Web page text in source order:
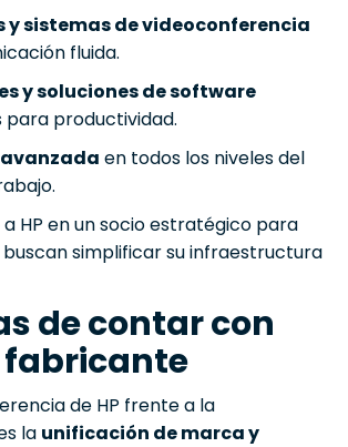
y sistemas de videoconferencia
fluida.
y soluciones de software
para productividad.
en todos los niveles del
HP en un socio estratégico para
simplificar su infraestructura
de contar con
fabricante
de HP frente a la
la unificación de marca y